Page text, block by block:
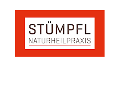
springen